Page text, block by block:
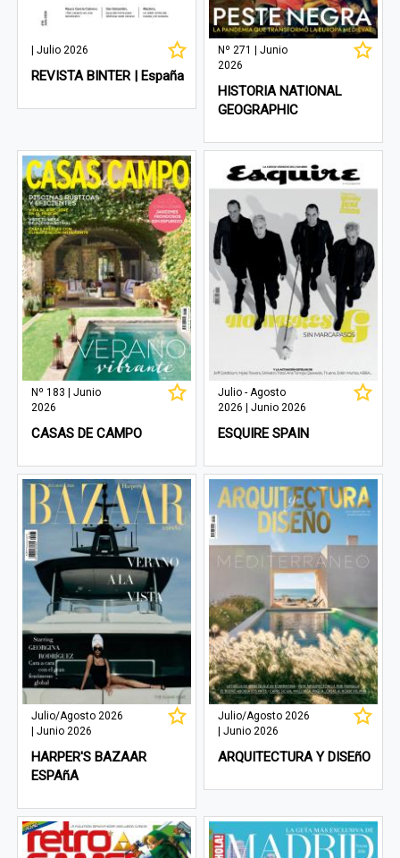
| Julio 2026
REVISTA BINTER | España
Nº 271 | Junio
2026
HISTORIA NATIONAL
GEOGRAPHIC
Nº 183 | Junio
2026
CASAS DE CAMPO
Julio - Agosto
2026 | Junio 2026
ESQUIRE SPAIN
Julio/Agosto 2026
| Junio 2026
HARPER'S BAZAAR
ESPAñA
Julio/Agosto 2026
| Junio 2026
ARQUITECTURA Y DISEñO